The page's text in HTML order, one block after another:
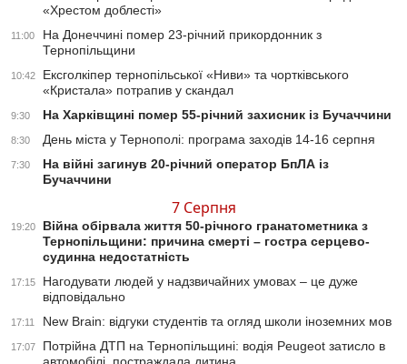
«Хрестом доблесті»
11:00
На Донеччині помер 23-річний прикордонник з
Тернопільщини
10:42
Ексголкіпер тернопільської «Ниви» та чортківського
«Кристала» потрапив у скандал
9:30 На Харківщині помер 55-річний захисник із Бучаччини
8:30 День міста у Тернополі: програма заходів 14-16 серпня
7:30
На війні загинув 20-річний оператор БпЛА із
Бучаччини
7 Серпня
19:20
Війна обірвала життя 50-річного гранатометника з
Тернопільщини: причина смерті – гостра серцево-
судинна недостатність
17:15
Нагодувати людей у надзвичайних умовах – це дуже
відповідально
17:11 New Brain: відгуки студентів та огляд школи іноземних мов
17:07
Потрійна ДТП на Тернопільщині: водія Peugeot затисло в
автомобілі, постраждала дитина